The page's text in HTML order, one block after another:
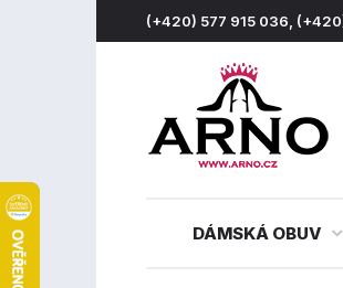
(+420) 577 915 036,
DÁMSKÁ OBUV